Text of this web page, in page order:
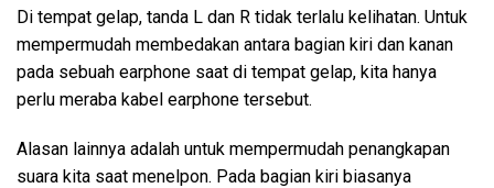
Di tempat gelap, tanda L dan R tidak terlalu kelihatan. Untuk
mempermudah membedakan antara bagian kiri dan kanan
pada sebuah earphone saat di tempat gelap, kita hanya
perlu meraba kabel earphone tersebut.
Alasan lainnya adalah untuk mempermudah penangkapan
suara kita saat menelpon. Pada bagian kiri biasanya